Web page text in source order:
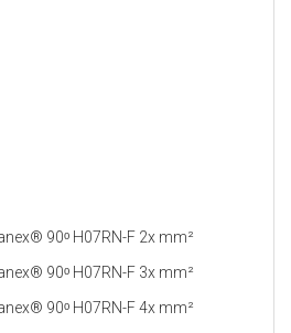
90ᵒ H07RN-F 2x mm²
90ᵒ H07RN-F 3x mm²
90ᵒ H07RN-F 4x mm²